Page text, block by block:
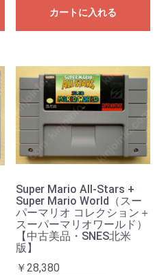
カートに入れる
Super Mario All-Stars +
Super Mario World（スー
パーマリオ コレクション＋
スーパーマリオワールド）
【中古美品・SNES北米
版】
￥28,380